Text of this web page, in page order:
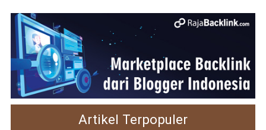
Artikel Terpopuler